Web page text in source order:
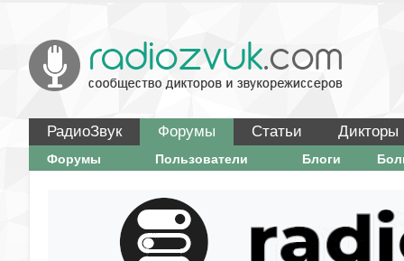
РадиоЗвук Форумы Статьи Дикторы
Форумы Пользователи Блоги